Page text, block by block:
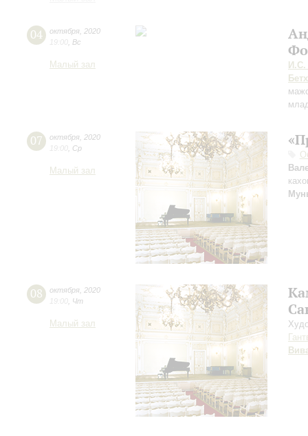
04 октября 2020
19:00 Вс
Малый зал
И.С.
07 октября 2020
19:00 Ср
Малый зал
08 октября 2020
19:00 Чт
Малый зал